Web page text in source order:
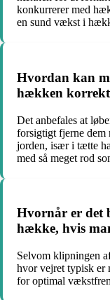
konkurrerer med
en sund vækst i
Hvordan kan
hækken
Det anbefales at
forsigtigt fjerne dem
jorden, især i tætte
med så meget rod
Hvornår er det
hække, hvis
Selvom klipningen
hvor vejret typisk er
for optimal